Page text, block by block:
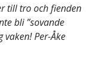
till tro och fienden
bli ”sovande
Per-Åke